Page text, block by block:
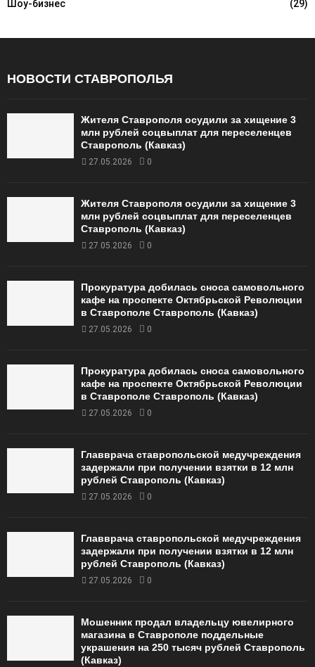
Шоу-бизнес (29)
НОВОСТИ СТАВРОПОЛЬЯ
Жителя Ставрополя осудили за хищение 3
млн рублей соцвыплат для переселенцев
Ставрополь (Кавказ)
27.05.2026 0
Жителя Ставрополя осудили за хищение 3
млн рублей соцвыплат для переселенцев
Ставрополь (Кавказ)
27.05.2026 0
Прокуратура добилась сноса самовольного
кафе на проспекте Октябрьской Революции
в Ставрополе Ставрополь (Кавказ)
27.05.2026 0
Прокуратура добилась сноса самовольного
кафе на проспекте Октябрьской Революции
в Ставрополе Ставрополь (Кавказ)
27.05.2026 0
Главврача ставропольской медучреждения
задержали при получении взятки в 12 млн
рублей Ставрополь (Кавказ)
27.05.2026 0
Главврача ставропольской медучреждения
задержали при получении взятки в 12 млн
рублей Ставрополь (Кавказ)
27.05.2026 0
Мошенник продал владельцу ювелирного
магазина в Ставрополе поддельные
украшения на 250 тысяч рублей Ставрополь
(Кавказ)